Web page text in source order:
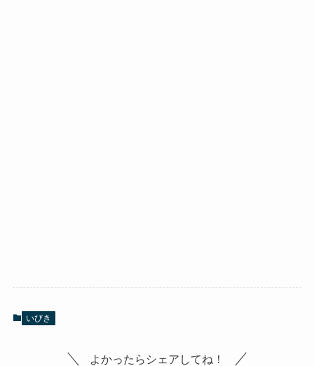
いびき
よかったらシェアしてね！